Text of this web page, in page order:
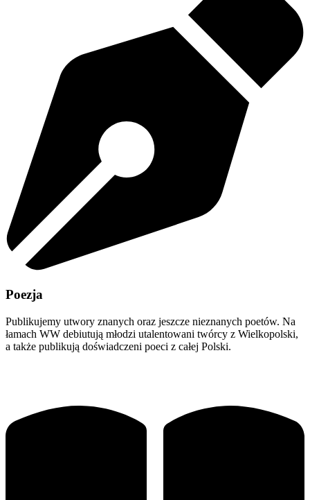
Poezja
Publikujemy utwory znanych oraz jeszcze nieznanych poetów. Na
łamach WW debiutują młodzi utalentowani twórcy z Wielkopolski,
a także publikują doświadczeni poeci z całej Polski.